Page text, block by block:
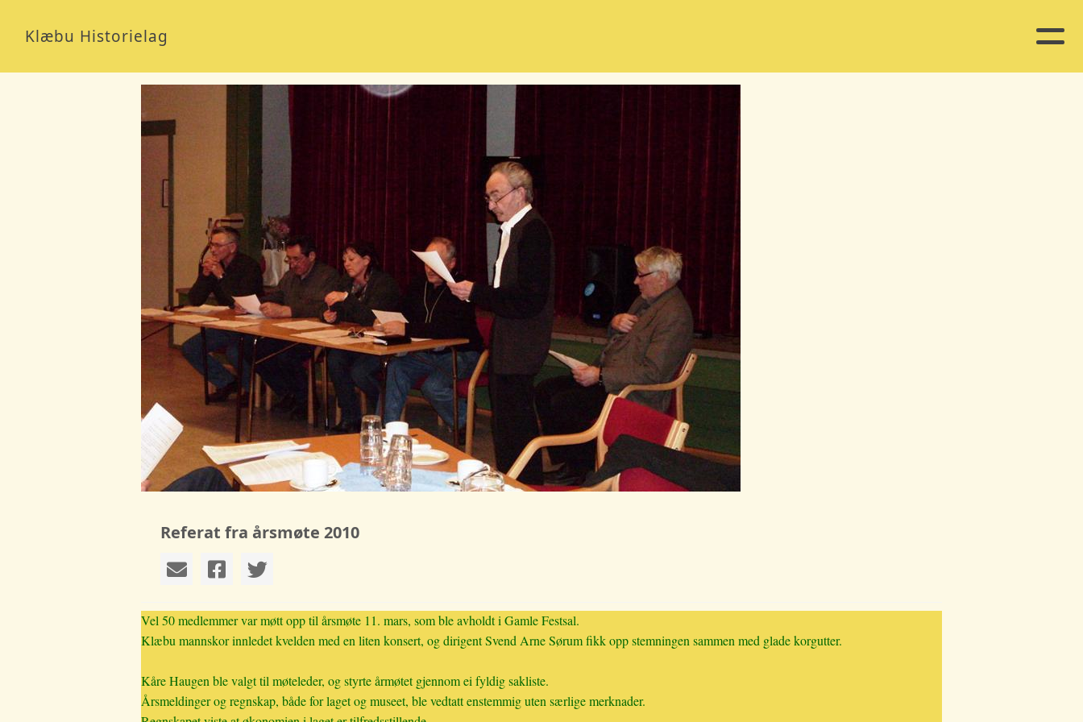
Klæbu Historielag
Referat fra årsmøte 2010
Vel 50 medlemmer var møtt opp til årsmøte 11. mars, som ble avholdt i Gamle Festsal.
Klæbu mannskor innledet kvelden med en liten konsert, og dirigent Svend Arne Sørum fikk opp stemningen sammen med glade korgutter.
Kåre Haugen ble valgt til møteleder, og styrte årmøtet gjennom ei fyldig sakliste.
Årsmeldinger og regnskap, både for laget og museet, ble vedtatt enstemmig uten særlige merknader.